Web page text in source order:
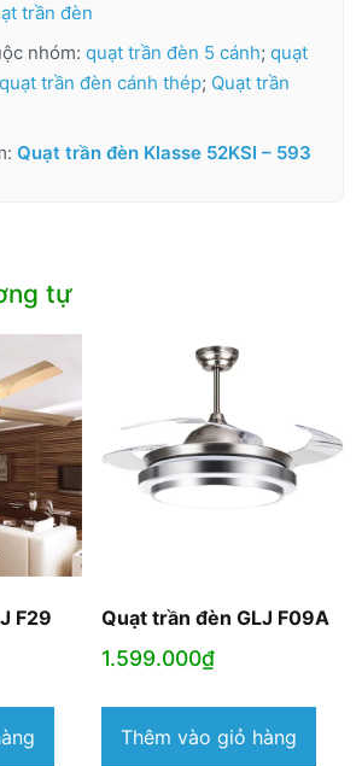
trần đèn
nhóm: quạt trần đèn 5 cánh; quạt
quạt trần đèn cánh thép; Quạt trần
Quạt trần đèn Klasse 52KSI – 593
tự
F29 Quạt trần đèn GLJ F09A
1.599.000₫
Thêm vào giỏ hàng